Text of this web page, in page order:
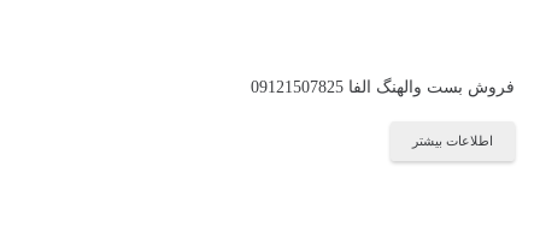
فروش بست والهنگ الفا 09121507825
اطلاعات بیشتر